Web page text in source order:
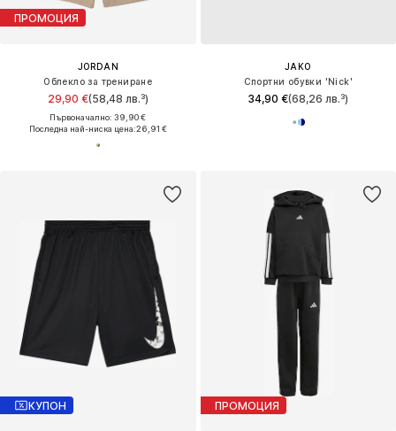
ПРОМОЦИЯ
JORDAN
Облекло за трениране
29,90 €(58,48 лв.³)
Първоначално: 39,90 €
Последна най-ниска цена:26,91 €
JAKO
Спортни обувки 'Nick'
34,90 €(68,26 лв.³)
КУПОН ПРОМОЦИЯ